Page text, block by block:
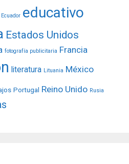
Ecuador educativo
Estados Unidos
fotografía publicitaria Francia
literatura Lituania México
Portugal Reino Unido Rusia